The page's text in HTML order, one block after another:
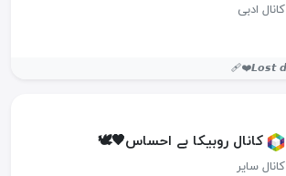
کانال ادبی
کانال روبیکا بے احساس🖤🕊
کانال سایر